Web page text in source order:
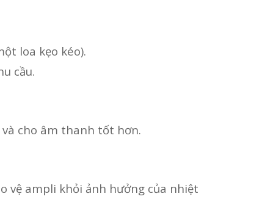
loa kẹo kéo).
cầu.
cho âm thanh tốt hơn.
vệ ampli khỏi ảnh hưởng của nhiệt